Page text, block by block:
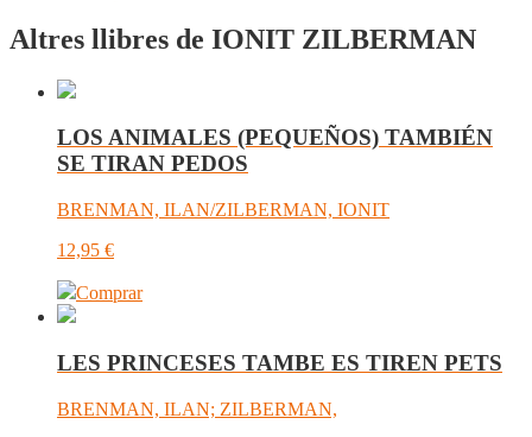
Altres llibres de IONIT ZILBERMAN
LOS ANIMALES (PEQUEÑOS) TAMBIÉN
SE TIRAN PEDOS
BRENMAN, ILAN/ZILBERMAN, IONIT
12,95 €
Comprar
LES PRINCESES TAMBE ES TIREN PETS
BRENMAN, ILAN; ZILBERMAN,